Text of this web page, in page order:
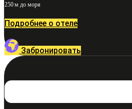
250 м до моря
Подробнее о отеле
Забронировать